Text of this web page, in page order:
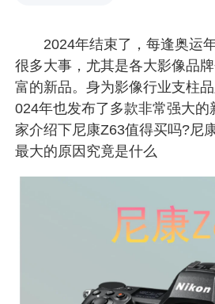
2024年结束了，每逢奥运年
很多大事，尤其是各大影像品
富的新品。身为影像行业支柱
024年也发布了多款非常强大的
家介绍下尼康Z63值得买吗?尼
最大的原因究竟是什么